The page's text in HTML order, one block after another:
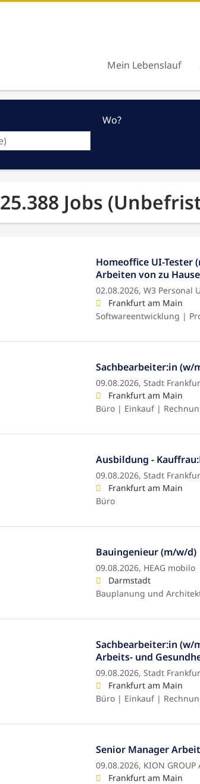
Mein Lebenslauf
Wo?
25.388 Jobs
Homeoffice UI-
Arbeiten von zu
02.08.2026, W3 Personal
Frankfurt am Main
Softwareentwicklung |
Sachbearbeiter:in (w/
09.08.2026, Stadt
Frankfurt am Main
Büro | Einkauf |
Ausbildung -
09.08.2026, Stadt
Frankfurt am Main
Büro
Bauingenieur (m/w/d)
09.08.2026, HEAG mobilo
Darmstadt
Bauplanung und
Sachbearbeiter:in (w/
Arbeits- und
09.08.2026, Stadt
Frankfurt am Main
Büro | Einkauf |
Senior Manager
09.08.2026, KION GROUP
Frankfurt am Main